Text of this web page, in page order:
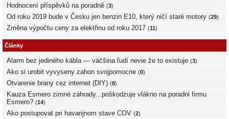
Hodnocení příspěvků na poradně (3)
Od roku 2019 bude v Česku jen benzin E10, který ničí staré motory (29)
Změna výpočtu ceny za elektřinu od roku 2017 (11)
Články
Alarm bez jediného kábla — väčšina ľudí nevie že to existuje (3)
Ako si urobit vyvyseny zahon svojpomocne (0)
Otvarenie brany cez internet (DIY) (8)
Kauza Esmero zimné záhrady...poškodzuje vlákno na poradni firmu
Esmero? (14)
Ako postupovat pri havarijnom stave COV (2)